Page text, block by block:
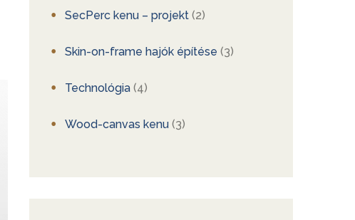
SecPerc kenu – projekt (2)
Skin-on-frame hajók építése (3)
Technológia (4)
Wood-canvas kenu (3)